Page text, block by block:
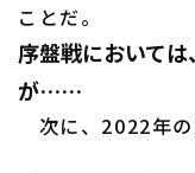
ことだ。
序盤戦において
が……
次に、2022年の